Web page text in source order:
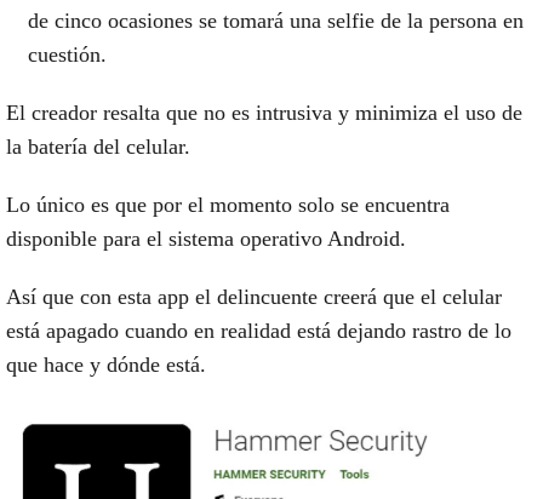
de cinco ocasiones se tomará una selfie de la persona en
cuestión.
El creador resalta que no es intrusiva y minimiza el uso de
la batería del celular.
Lo único es que por el momento solo se encuentra
disponible para el sistema operativo Android.
Así que con esta app el delincuente creerá que el celular
está apagado cuando en realidad está dejando rastro de lo
que hace y dónde está.